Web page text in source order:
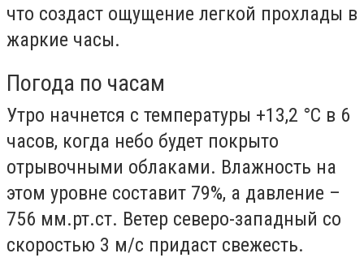
что создаст ощущение легкой прохлады в
жаркие часы.
Погода по часам
Утро начнется с температуры +13,2 °С в 6
часов, когда небо будет покрыто
отрывочными облаками. Влажность на
этом уровне составит 79%, а давление –
756 мм.рт.ст. Ветер северо-западный со
скоростью 3 м/с придаст свежесть.